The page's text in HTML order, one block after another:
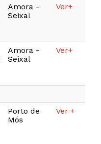
Amora -
Seixal
Ver+
Amora -
Seixal
Ver+
Porto de
Mós
Ver +